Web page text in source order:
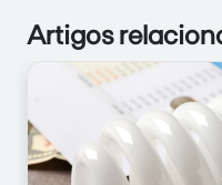
Artigos